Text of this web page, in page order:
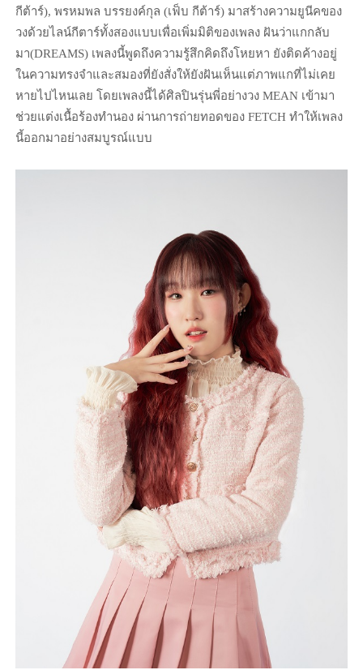
กีต้าร์), พรหมพล บรรยงค์กุล (เฟ็บ กีต้าร์) มาสร้างความยูนีคของ
วงด้วยไลน์กีตาร์ทั้งสองแบบเพื่อเพิ่มมิติของเพลง ฝันว่าแกกลับ
มา(DREAMS) เพลงนี้พูดถึงความรู้สึกคิดถึงโหยหา ยังติดค้างอยู่
ในความทรงจำและสมองที่ยังสั่งให้ยังฝันเห็นแต่ภาพแกที่ไม่เคย
หายไปไหนเลย โดยเพลงนี้ได้ศิลปินรุ่นพี่อย่างวง MEAN เข้ามา
ช่วยแต่งเนื้อร้องทำนอง ผ่านการถ่ายทอดของ FETCH ทำให้เพลง
นี้ออกมาอย่างสมบูรณ์แบบ